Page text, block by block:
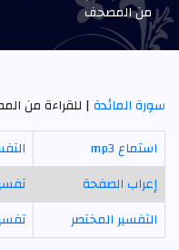
من المصحف
سورة المائدة| للقراءة من
استماع mp3
إعراب الصفحة
التفسير المختصر